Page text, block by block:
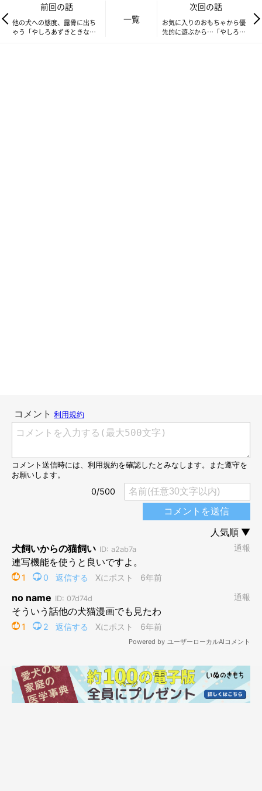
Twitterのフォロワー数48万人超の人気web漫画家。とある事件
をきっかけに、定期的に三角コーンが自宅に送られてくるように
なり今ではコーンの人としても定着。
愛犬は、トイプードルのきなこ（1歳）。
ファンの間では「ダークザドック」や「闇の王」と呼ばれてい
やしろあずき Twitter
前回の話
他の犬への態度、露骨に出ち
ゃう「やしろあずきときなこ
一覧
次回の話
お気に入りのおもちゃから優
先的に遊ぶから…「やしろあ